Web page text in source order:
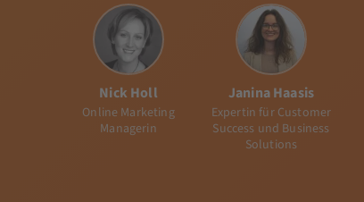
Nick Holl
Online Marketing
Managerin
Janina Haasis
Expertin für Customer
Success und Business
Solutions